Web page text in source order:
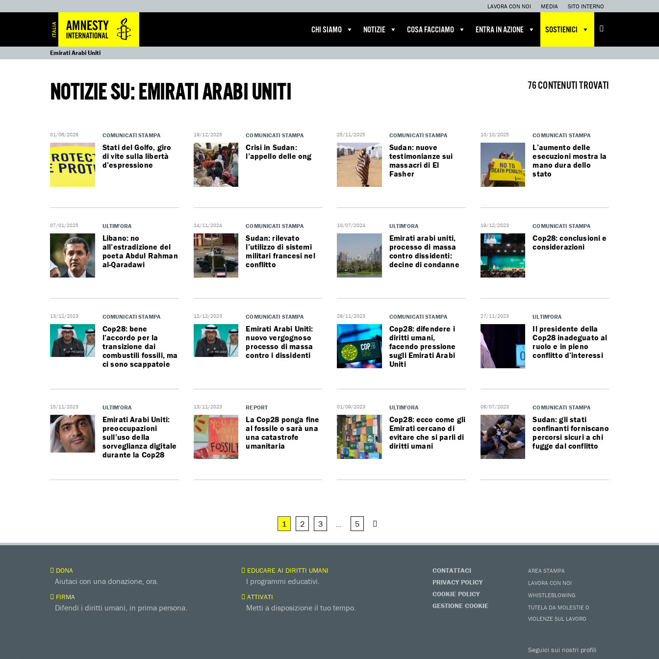
LAVORA CON NOI MEDIA SITO INTERNO
CHI SIAMO NOTIZIE COSA FACCIAMO ENTRA IN AZIONE SOSTIENICI
Emirati Arabi Uniti
NOTIZIE SU: EMIRATI ARABI UNITI 76 CONTENUTI TROVATI
01/06/2026 COMUNICATI STAMPA
Stati del Golfo, giro
di vite sulla libertà
d’espressione
19/12/2025 COMUNICATI STAMPA
Crisi in Sudan:
l’appello delle ong
25/11/2025 COMUNICATI STAMPA
Sudan: nuove
testimonianze sui
massacri di El
Fasher
10/10/2025 COMUNICATI STAMPA
L’aumento delle
esecuzioni mostra la
mano dura dello
stato
07/01/2025 ULTIM'ORA
Libano: no
all’estradizione del
poeta Abdul Rahman
al-Qaradawi
14/11/2024 COMUNICATI STAMPA
Sudan: rilevato
l’utilizzo di sistemi
militari francesi nel
conflitto
10/07/2024 ULTIM'ORA
Emirati arabi uniti,
processo di massa
contro dissidenti:
decine di condanne
19/12/2023 COMUNICATI STAMPA
Cop28: conclusioni e
considerazioni
13/12/2023 COMUNICATI STAMPA
Cop28: bene
l’accordo per la
transizione dai
combustili fossili, ma
ci sono scappatoie
12/12/2023 COMUNICATI STAMPA
Emirati Arabi Uniti:
nuovo vergognoso
processo di massa
contro i dissidenti
29/11/2023 COMUNICATI STAMPA
Cop28: difendere i
diritti umani,
facendo pressione
sugli Emirati Arabi
Uniti
27/11/2023 ULTIM'ORA
Il presidente della
Cop28 inadeguato al
ruolo e in pieno
conflitto d’interessi
15/11/2023 ULTIM'ORA
Emirati Arabi Uniti:
preoccupazioni
sull’uso della
sorveglianza digitale
durante la Cop28
13/11/2023 REPORT
La Cop28 ponga fine
al fossile o sarà una
una catastrofe
umanitaria
01/09/2023 ULTIM'ORA
Cop28: ecco come gli
Emirati cercano di
evitare che si parli di
diritti umani
06/07/2023 COMUNICATI STAMPA
Sudan: gli stati
confinanti forniscano
percorsi sicuri a chi
fugge dal conflitto
1 2 3 … 5
DONA
Aiutaci con una donazione, ora.
FIRMA
Difendi i diritti umani, in prima persona.
EDUCARE AI DIRITTI UMANI
I programmi educativi.
ATTIVATI
Metti a disposizione il tuo tempo.
CONTATTACI
PRIVACY POLICY
COOKIE POLICY
GESTIONE COOKIE
AREA STAMPA
LAVORA CON NOI
WHISTLEBLOWING
TUTELA DA MOLESTIE O
VIOLENZE SUL LAVORO
Seguici sui nostri profili